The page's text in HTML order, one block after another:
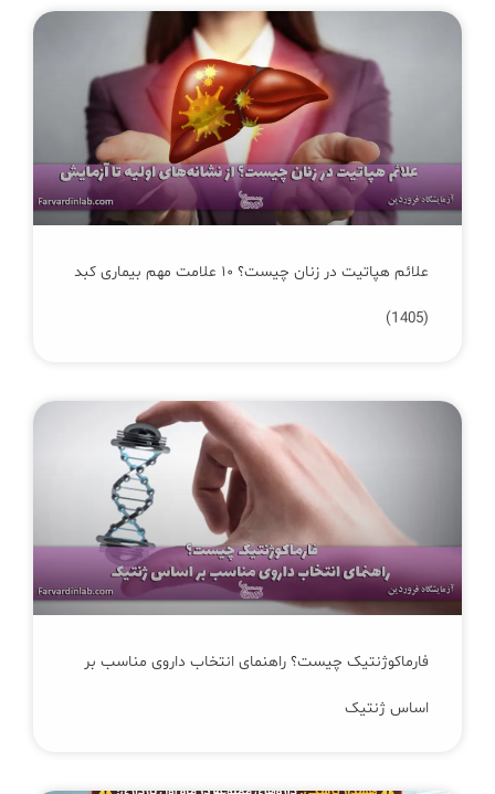
علائم هپاتیت در زنان چیست؟ ۱۰ علامت مهم بیماری کبد
(1405)
فارماکوژنتیک چیست؟ راهنمای انتخاب داروی مناسب بر
اساس ژنتیک